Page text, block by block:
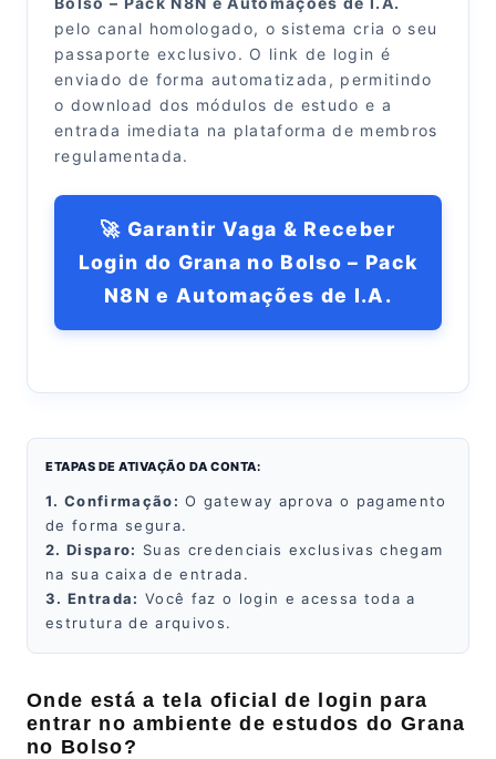
pelo canal homologado, o sistema cria o seu
passaporte exclusivo. O link de login é
enviado de forma automatizada, permitindo
o download dos módulos de estudo e a
entrada imediata na plataforma de membros
regulamentada.
🚀 Garantir Vaga & Receber
Login do Grana no Bolso – Pack
N8N e Automações de I.A.
ETAPAS DE ATIVAÇÃO DA CONTA:
1. Confirmação: O gateway aprova o pagamento
de forma segura.
2. Disparo: Suas credenciais exclusivas chegam
na sua caixa de entrada.
3. Entrada: Você faz o login e acessa toda a
estrutura de arquivos.
Onde está a tela oficial de login para
entrar no ambiente de estudos do Grana
no Bolso?